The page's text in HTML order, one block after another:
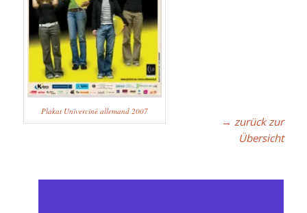
Plakat Univerciné allemand 2007
→ zurück zur
Übersicht